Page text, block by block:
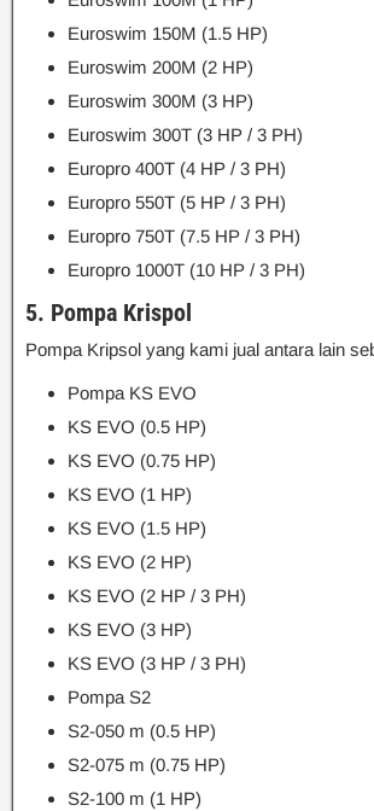
Euroswim 150M (1.5 HP)
Euroswim 200M (2 HP)
Euroswim 300M (3 HP)
Euroswim 300T (3 HP / 3 PH)
Europro 400T (4 HP / 3 PH)
Europro 550T (5 HP / 3 PH)
Europro 750T (7.5 HP / 3 PH)
Europro 1000T (10 HP / 3 PH)
5. Pompa Krispol
Pompa Kripsol yang kami jual antara lain
Pompa KS EVO
KS EVO (0.5 HP)
KS EVO (0.75 HP)
KS EVO (1 HP)
KS EVO (1.5 HP)
KS EVO (2 HP)
KS EVO (2 HP / 3 PH)
KS EVO (3 HP)
KS EVO (3 HP / 3 PH)
Pompa S2
S2-050 m (0.5 HP)
S2-075 m (0.75 HP)
S2-100 m (1 HP)